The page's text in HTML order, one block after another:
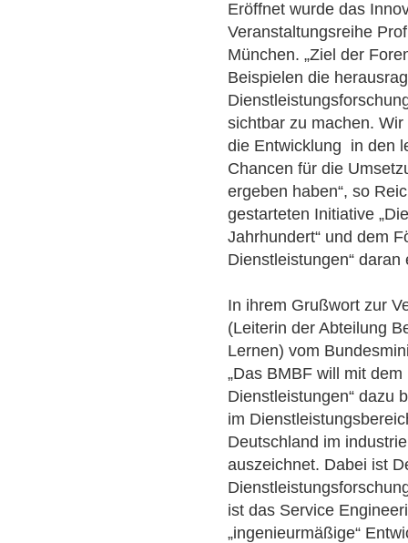
Eröffnet wurde das
Veranstaltungsreihe
München. „Ziel der
Beispielen die
sichtbar zu machen.
die Entwicklung in den
Chancen für die
ergeben haben“, so
gestarteten Initiative
Jahrhundert“ und dem
Dienstleistungen“
In ihrem Grußwort zur
(Leiterin der Abteilung
Lernen) vom
„Das BMBF will mit
Dienstleistungen“ dazu
im
Deutschland im
auszeichnet. Dabei ist
ist das Service
„ingenieurmäßige“